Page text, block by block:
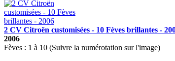
2 CV Citroën customisées - 10 Fèves brillantes -
2006
Fèves : 1 à 10 (Suivre la numérotation sur l'image)